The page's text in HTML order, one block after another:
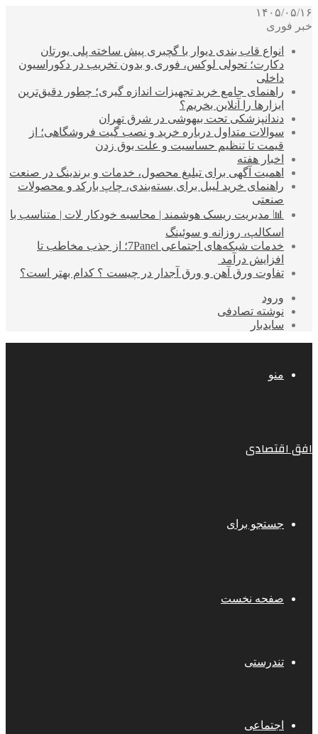
۱۴۰۵/۰۵/۱۶
خبر فوری
انواع قاب بندی دیوار با گچبری پیش ساخته پلی یورتان
دکارت؛ تحولی لوکس، فوری و بدون تخریب در دکوراسیون
داخلی
راهنمای جامع خرید تجهیزات اندازه گیری؛ چطور دقیق‌ترین
ابزارها را آنلاین بخریم؟
دندانپزشکی تحت بیهوشی در شرق تهران
سوالات متداول درباره خرید و نصب گیت فروشگاهی؛ از
قیمت تا تنظیم حساسیت و علت بوق زدن
اخبار هفته
اهمیت آگهی برای تبلیغ محصول، خدمات و برندینگ در صنعت
راهنمای خرید لیبل برای بسته‌بندی، چاپ بارکد و محصولات
صنعتی
📊 مدیریت ریسک هوشمند | محاسبه خودکار لات | متناسب با
اسکالپ، روزانه و سوئینگ
خدمات شبکه‌های اجتماعی 7Panel؛ از جذب مخاطب تا
افزایش درآمد
تفاوت ورق آهن و ورق آجدار در چیست ؟ کدام بهتر است؟
ورود
نوشته تصادفی
سایدبار
منو
افق اقتصادی
جستجو برای
صفحه نخست
تندرستی
اجتماعی